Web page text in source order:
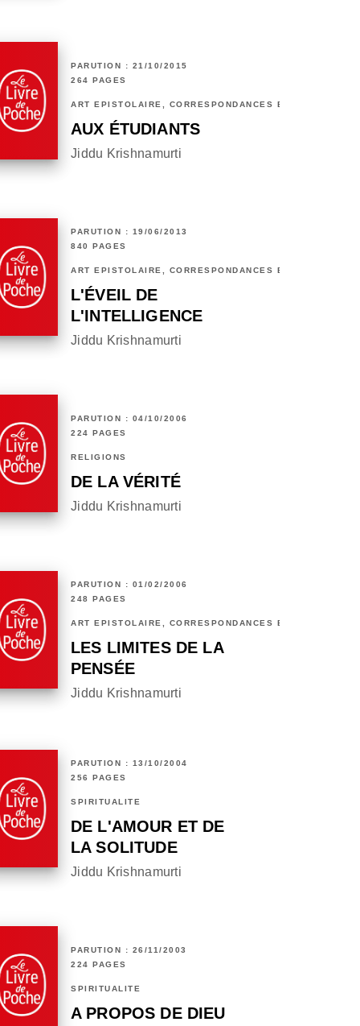
PARUTION : 21/10/2015
264 PAGES
ART ÉPISTOLAIRE, CORRESPONDANCES ET CHRONIQUES
AUX ÉTUDIANTS
Jiddu Krishnamurti
PARUTION : 19/06/2013
840 PAGES
ART ÉPISTOLAIRE, CORRESPONDANCES ET CHRONIQUES
L'ÉVEIL DE
L'INTELLIGENCE
Jiddu Krishnamurti
PARUTION : 04/10/2006
224 PAGES
RELIGIONS
DE LA VÉRITÉ
Jiddu Krishnamurti
PARUTION : 01/02/2006
248 PAGES
ART ÉPISTOLAIRE, CORRESPONDANCES ET CHRONIQUES
LES LIMITES DE LA
PENSÉE
Jiddu Krishnamurti
PARUTION : 13/10/2004
256 PAGES
SPIRITUALITÉ
DE L'AMOUR ET DE
LA SOLITUDE
Jiddu Krishnamurti
PARUTION : 26/11/2003
224 PAGES
SPIRITUALITÉ
A PROPOS DE DIEU